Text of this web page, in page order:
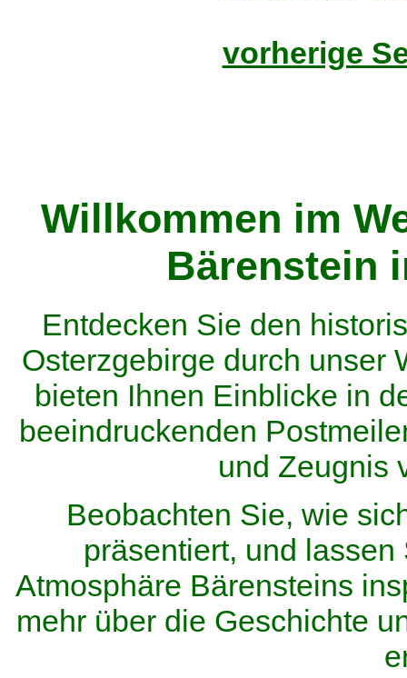
vorherige
Willkommen im
Bärenstein
Entdecken Sie den
Osterzgebirge durch unser
bieten Ihnen Einblicke in
beeindruckenden
und Zeugnis
Beobachten Sie, wie
präsentiert, und
Atmosphäre Bärensteins
mehr über die Geschichte